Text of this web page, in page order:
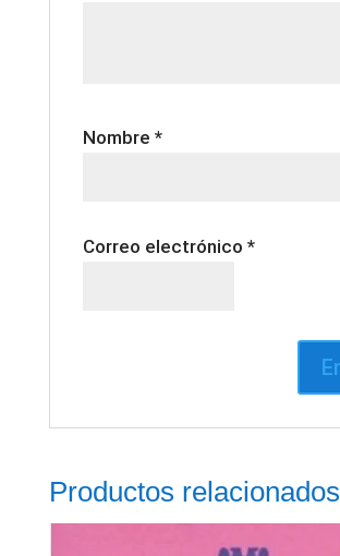
Nombre *
Correo electrónico *
Productos relacionados